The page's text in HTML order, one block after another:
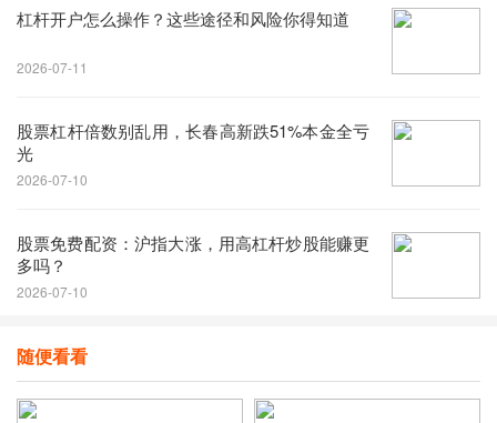
杠杆开户怎么操作？这些途径和风险你得知道
2026-07-11
股票杠杆倍数别乱用，长春高新跌51%本金全亏
光
2026-07-10
股票免费配资：沪指大涨，用高杠杆炒股能赚更
多吗？
2026-07-10
随便看看